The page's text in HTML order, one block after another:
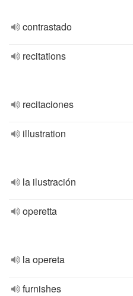
contrastado
recitations
recitaciones
illustration
la ilustración
operetta
la opereta
furnishes